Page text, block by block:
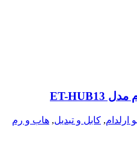
ارلدام, کابل و تبدیل, هاب و رم